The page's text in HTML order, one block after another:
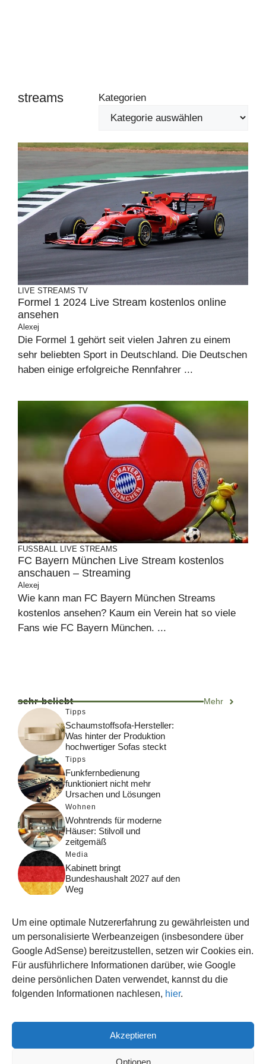
Um eine optimale Nutzererfahrung zu gewährleisten und
um personalisierte Werbeanzeigen (insbesondere über
Google AdSense) bereitzustellen, setzen wir Cookies ein.
Für ausführlichere Informationen darüber, wie Google
deine persönlichen Daten verwendet, kannst du die
folgenden Informationen nachlesen, hier.
Akzeptieren
Optionen
streams Kategorien
LIVE STREAMS TV
Formel 1 2024 Live Stream kostenlos online
ansehen
Alexej
Die Formel 1 gehört seit vielen Jahren zu einem
sehr beliebten Sport in Deutschland. Die Deutschen
haben einige erfolgreiche Rennfahrer ...
FUSSBALL LIVE STREAMS
FC Bayern München Live Stream kostenlos
anschauen – Streaming
Alexej
Wie kann man FC Bayern München Streams
kostenlos ansehen? Kaum ein Verein hat so viele
Fans wie FC Bayern München. ...
sehr beliebt Mehr
Tipps
Schaumstoffsofa-Hersteller:
Was hinter der Produktion
hochwertiger Sofas steckt
Tipps
Funkfernbedienung
funktioniert nicht mehr
Ursachen und Lösungen
Wohnen
Wohntrends für moderne
Häuser: Stilvoll und
zeitgemäß
Media
Kabinett bringt
Bundeshaushalt 2027 auf den
Weg
Funktionsweise, Prozesse
und Rankinglogik
Computer
Wieso habe ich im moment
kein Internet?
© 2026 WISSEN123.DE
IMPRESSUM
DATENSCHUTZ